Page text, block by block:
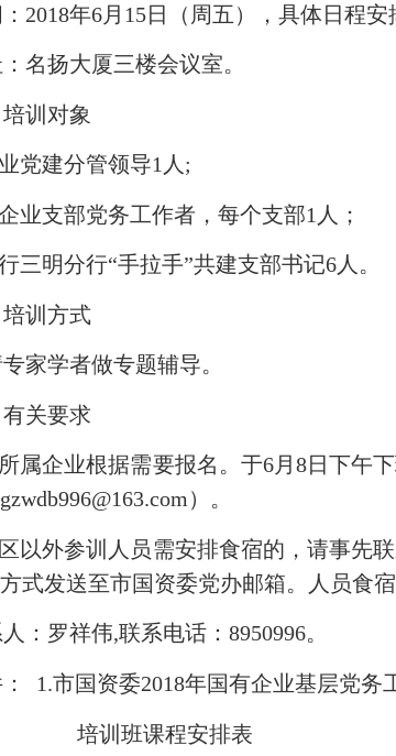
2018年6月15日（周五），具体日程安
名扬大厦三楼会议室。
训对象
党建分管领导1人;
业支部党务工作者，每个支部1人；
三明分行“手拉手”共建支部书记6人。
训方式
家学者做专题辅导。
有关要求
属企业根据需要报名。于6月8日下午
gzwdb996@163.com ）。
以外参训人员需安排食宿的，请事先
式发送至市国资委党办邮箱。人员食
：罗祥伟,联系电话：8950996。
1.市国资委2018年国有企业基层党务
培训班课程安排表